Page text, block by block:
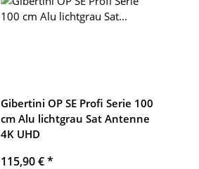
Gibertini OP SE Profi Serie 100
cm Alu lichtgrau Sat Antenne
4K UHD
115,90 €*